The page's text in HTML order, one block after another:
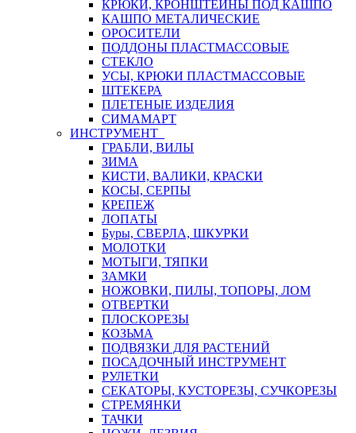
КРЮКИ, КРОНШТЕЙНЫ ПОД КАШПО
КАШПО МЕТАЛИЧЕСКИЕ
ОРОСИТЕЛИ
ПОДДОНЫ ПЛАСТМАССОВЫЕ
СТЕКЛО
УСЫ, КРЮКИ ПЛАСТМАССОВЫЕ
ШТЕКЕРА
ПЛЕТЕНЫЕ ИЗДЕЛИЯ
СИМАМАРТ
ИНСТРУМЕНТ
ГРАБЛИ, ВИЛЫ
ЗИМА
КИСТИ, ВАЛИКИ, КРАСКИ
КОСЫ, СЕРПЫ
КРЕПЕЖ
ЛОПАТЫ
Буры, СВЕРЛА, ШКУРКИ
МОЛОТКИ
МОТЫГИ, ТЯПКИ
ЗАМКИ
НОЖОВКИ, ПИЛЫ, ТОПОРЫ, ЛОМ
ОТВЕРТКИ
ПЛОСКОРЕЗЫ
КОЗЬМА
ПОДВЯЗКИ ДЛЯ РАСТЕНИЙ
ПОСАДОЧНЫЙ ИНСТРУМЕНТ
РУЛЕТКИ
СЕКАТОРЫ, КУСТОРЕЗЫ, СУЧКОРЕЗЫ
СТРЕМЯНКИ
ТАЧКИ